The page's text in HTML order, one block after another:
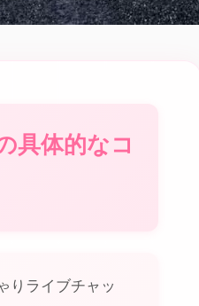
具体的なコ
りライブチャッ